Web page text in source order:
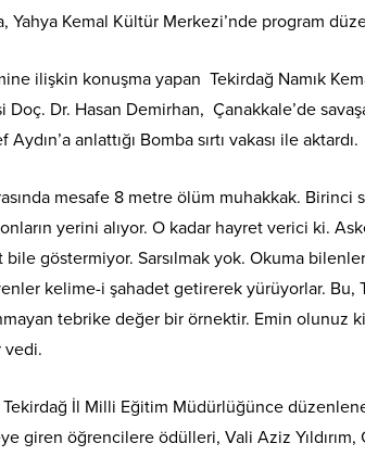
Yahya Kemal Kültür Merkezi’nde program
ilişkin konuşma yapan Tekirdağ Namık
Doç. Dr. Hasan Demirhan, Çanakkale’de
anlattığı Bomba sırtı vakası ile aktardı.
mesafe 8 metre ölüm muhakkak.
yerini alıyor. O kadar hayret verici ki.
bile göstermiyor. Sarsılmak yok. Okuma
kelime-i şahadet getirerek yürüyorlar.
tebrike değer bir örnektir. Emin olunuz ki
vedi.
Tekirdağ İl Milli Eğitim Müdürlüğünce
giren öğrencilere ödülleri, Vali Aziz